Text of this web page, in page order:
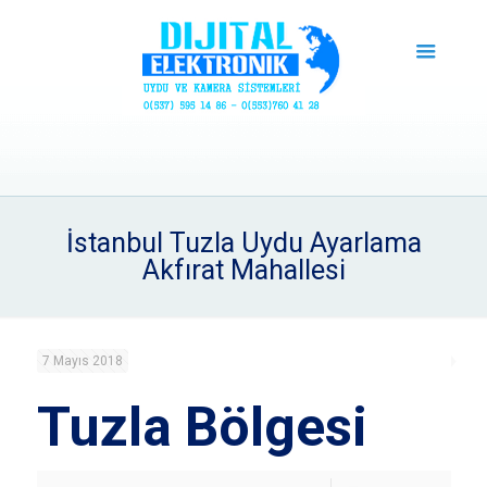
İstanbul Tuzla Uydu Ayarlama
Akfırat Mahallesi
7 Mayıs 2018
Tuzla Bölgesi